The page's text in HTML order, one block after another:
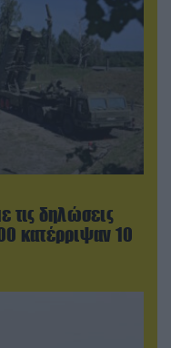
τις δηλώσεις
κατέρριψαν 10